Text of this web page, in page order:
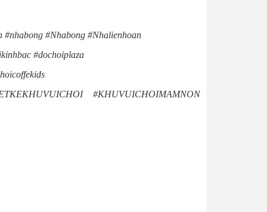
#Nhabong #Nhalienhoan
#dochoiplaza
#KHUVUICHOIMAMNON